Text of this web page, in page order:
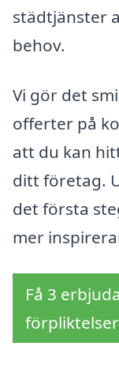
städtjänster
behov.
Vi gör det
offerter på
att du kan
ditt företag.
det första
mer
Få 3
förpliktelser